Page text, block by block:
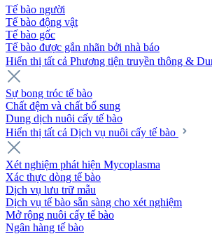
Tế bào người
Tế bào động vật
Tế bào gốc
Tế bào được gắn nhãn bởi nhà báo
Hiển thị tất cả Phương tiện truyền thông &
Sự bong tróc tế bào
Chất đệm và chất bổ sung
Dung dịch nuôi cấy tế bào
Hiển thị tất cả Dịch vụ nuôi cấy tế bào
Xét nghiệm phát hiện Mycoplasma
Xác thực dòng tế bào
Dịch vụ lưu trữ mẫu
Dịch vụ tế bào sẵn sàng cho xét nghiệm
Mở rộng nuôi cấy tế bào
Ngân hàng tế bào